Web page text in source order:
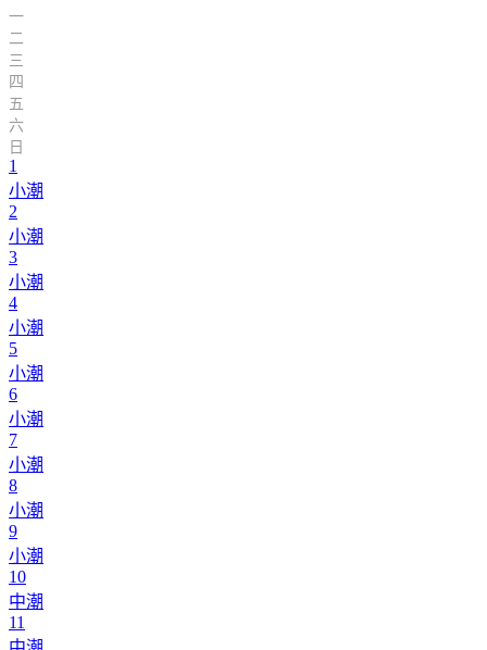
一
二
三
四
五
六
日
1
小潮
2
小潮
3
小潮
4
小潮
5
小潮
6
小潮
7
小潮
8
小潮
9
小潮
10
中潮
11